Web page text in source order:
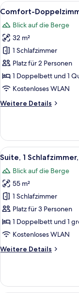
Alle
Fotos
für
Comfort-
Doppelzimmer,
Bergblick
anzeigen
5
Comfort-
Blick auf die Berge
32 m²
1 Schlafzimmer
Platz für 2 Personen
1 Doppelbett und 1
Kostenloses WLAN
Weitere Details
Weitere
Doppelzimmer,
Bergblick
Alle
Fotos
für
Suite,
Schlafzimmer,
Balkon,
Bergblick
5
Suite, 1
Blick auf die Berge
55 m²
1 Schlafzimmer
Platz für 3 Personen
1 Doppelbett und 1
Kostenloses WLAN
Weitere Details
Weitere
1